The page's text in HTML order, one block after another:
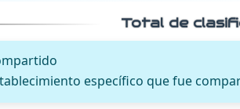
Total de
específico que fue